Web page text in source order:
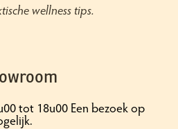
wellness tips.
tot 18u00 Een bezoek op